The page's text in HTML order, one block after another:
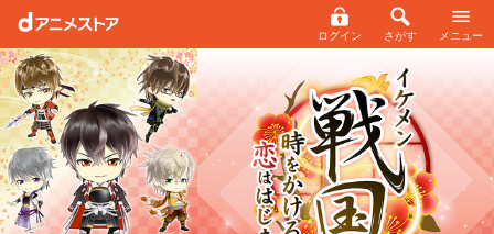
ログイン さがす メニュー